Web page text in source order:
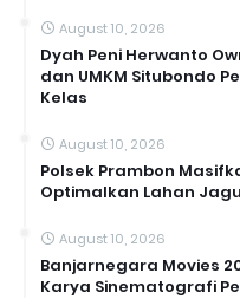
August 10, 2026
Dyah Peni Herwanto
dan UMKM Situbondo
Kelas
August 10, 2026
Polsek Prambon
Optimalkan Lahan
August 10, 2026
Banjarnegara Movies
Karya Sinematografi